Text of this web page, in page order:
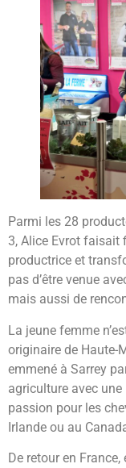
Parmi les 28
3, Alice Evrot faisait
productrice et
pas d’être venue
mais aussi de
La jeune femme
originaire de Haute-
emmené à Sarrey
agriculture avec
passion pour les
Irlande ou au
De retour en